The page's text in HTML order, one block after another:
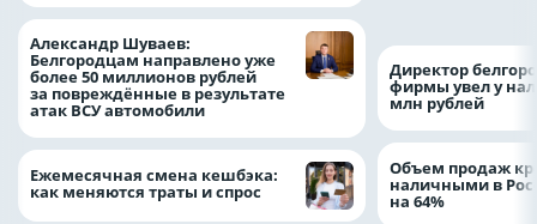
Александр Шуваев:
Белгородцам направлено уже
более 50 миллионов рублей
за повреждённые в результате
атак ВСУ автомобили
Ежемесячная смена кешбэка:
как меняются траты и спрос
Директор
фирмы увел у
млн рублей
Объем продаж
наличными в
на 64%